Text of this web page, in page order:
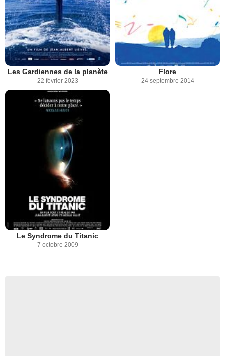
Les Gardiennes de la planète
22 février 2023
Flore
24 septembre 2014
Le Syndrome du Titanic
7 octobre 2009